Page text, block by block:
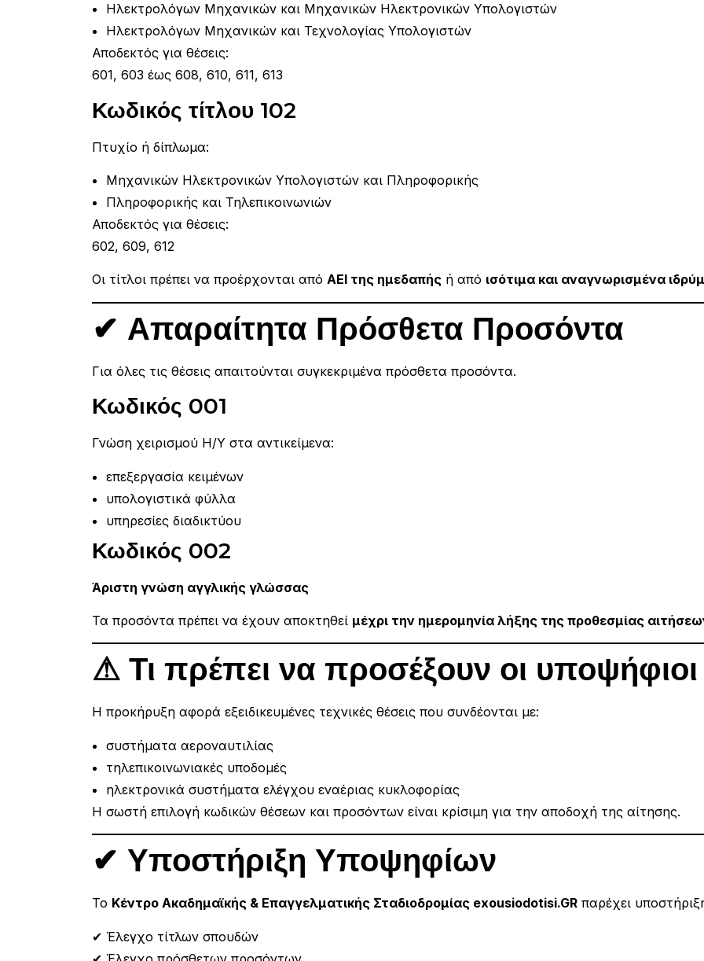
Ηλεκτρολόγων Μηχανικών και Μηχανικών Ηλεκτρονικών Υπολογιστών
Ηλεκτρολόγων Μηχανικών και Τεχνολογίας Υπολογιστών
Αποδεκτός για θέσεις:
601, 603 έως 608, 610, 611, 613
Κωδικός τίτλου 102
Πτυχίο ή δίπλωμα:
Μηχανικών Ηλεκτρονικών Υπολογιστών και Πληροφορικής
Πληροφορικής και Τηλεπικοινωνιών
Αποδεκτός για θέσεις:
602, 609, 612
Οι τίτλοι πρέπει να προέρχονται από ΑΕΙ της ημεδαπής ή από ισότιμα και αναγνωρισμένα
✔ Απαραίτητα Πρόσθετα Προσόντα
Για όλες τις θέσεις απαιτούνται συγκεκριμένα πρόσθετα προσόντα.
Κωδικός 001
Γνώση χειρισμού Η/Υ στα αντικείμενα:
επεξεργασία κειμένων
υπολογιστικά φύλλα
υπηρεσίες διαδικτύου
Κωδικός 002
Άριστη γνώση αγγλικής γλώσσας
Τα προσόντα πρέπει να έχουν αποκτηθεί μέχρι την ημερομηνία λήξης της προθεσμίας
⚠ Τι πρέπει να προσέξουν οι υποψήφιοι
Η προκήρυξη αφορά εξειδικευμένες τεχνικές θέσεις που συνδέονται με:
συστήματα αεροναυτιλίας
τηλεπικοινωνιακές υποδομές
ηλεκτρονικά συστήματα ελέγχου εναέριας κυκλοφορίας
Η σωστή επιλογή κωδικών θέσεων και προσόντων είναι κρίσιμη για την αποδοχή της αίτησης.
✔ Υποστήριξη Υποψηφίων
Το Κέντρο Ακαδημαϊκής & Επαγγελματικής Σταδιοδρομίας exousiodotisi.GR παρέχει
✔ Έλεγχο τίτλων σπουδών